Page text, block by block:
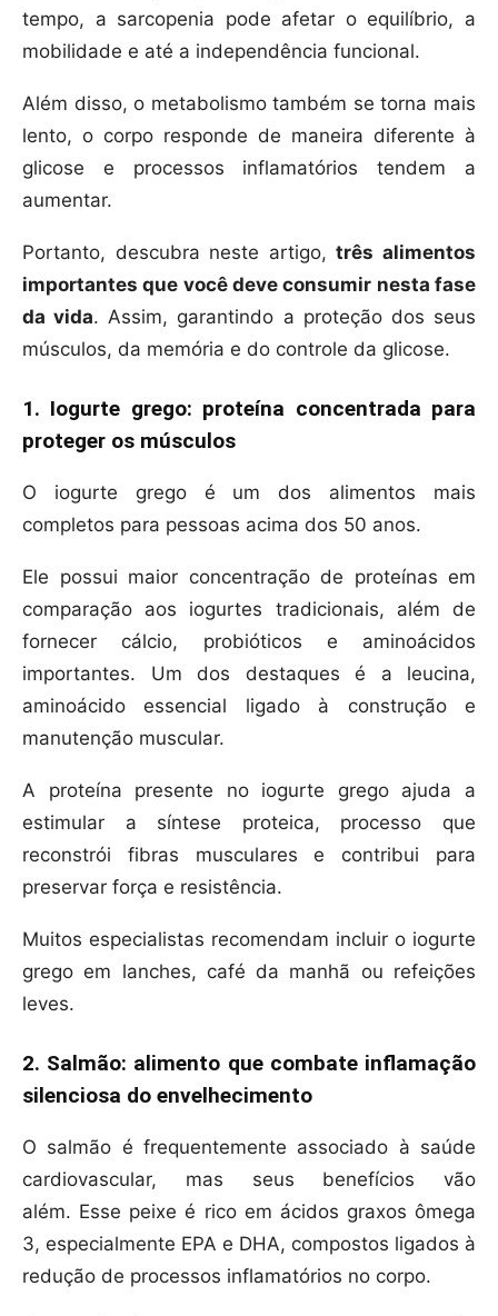
tempo, a sarcopenia pode afetar o equilíbrio, a
mobilidade e até a independência funcional.
Além disso, o metabolismo também se torna mais
lento, o corpo responde de maneira diferente à
glicose e processos inflamatórios tendem a
aumentar.
Portanto, descubra neste artigo,três alimentos
importantes que você deve consumir nesta fase
da vida. Assim, garantindo a proteção dos seus
músculos, da memória e do controle da glicose.
1. Iogurte grego: proteína concentrada para
proteger os músculos
O iogurte grego é um dos alimentos mais
completos para pessoas acima dos 50 anos.
Ele possui maior concentração de proteínas em
comparação aos iogurtes tradicionais, além de
fornecer cálcio, probióticos e aminoácidos
importantes. Um dos destaques é a leucina,
aminoácido essencial ligado à construção e
manutenção muscular.
A proteína presente no iogurte grego ajuda a
estimular a síntese proteica, processo que
reconstrói fibras musculares e contribui para
preservar força e resistência.
Muitos especialistas recomendam incluir o iogurte
grego em lanches, café da manhã ou refeições
leves.
2. Salmão: alimento que combate inflamação
silenciosa do envelhecimento
O salmão é frequentemente associado à saúde
cardiovascular, mas seus benefícios vão
além. Esse peixe é rico em ácidos graxos ômega
3, especialmente EPA e DHA, compostos ligados à
redução de processos inflamatórios no corpo.